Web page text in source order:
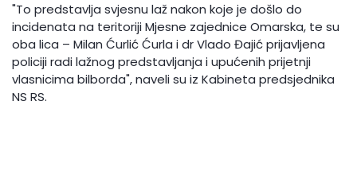
"To predstavlja svjesnu laž nakon koje je došlo do
incidenata na teritoriji Mjesne zajednice Omarska, te su
oba lica – Milan Ćurlić Ćurla i dr Vlado Đajić prijavljena
policiji radi lažnog predstavljanja i upućenih prijetnji
vlasnicima bilborda", naveli su iz Kabineta predsjednika
NS RS.